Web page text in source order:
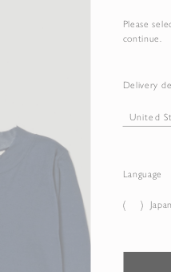
Please
continue.
Delivery
Language